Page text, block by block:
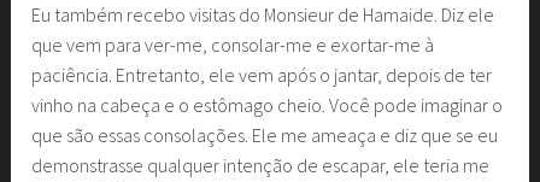
Eu também recebo visitas do Monsieur de Hamaide. Diz ele
que vem para ver-me, consolar-me e exortar-me à
paciência. Entretanto, ele vem após o jantar, depois de ter
vinho na cabeça e o estômago cheio. Você pode imaginar o
que são essas consolações. Ele me ameaça e diz que se eu
demonstrasse qualquer intenção de escapar, ele teria me